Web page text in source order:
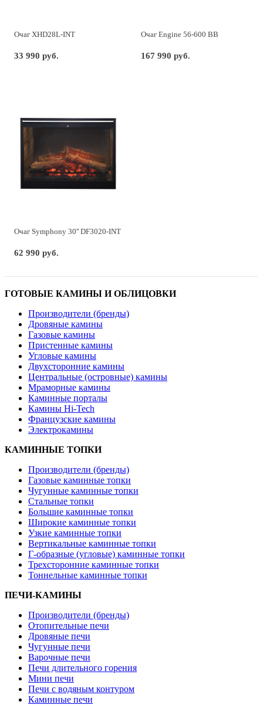
Очаг XHD28L-INT
33 990 руб.
Очаг Engine 56-600 BB
167 990 руб.
Очаг Symphony 30'' DF3020-INT
62 990 руб.
ГОТОВЫЕ КАМИНЫ И ОБЛИЦОВКИ
Производители (бренды)
Дровяные камины
Газовые камины
Пристенные камины
Угловые камины
Двухсторонние камины
Центральные (островные) камины
Мраморные камины
Каминные порталы
Камины Hi-Tech
Французские камины
Электрокамины
КАМИННЫЕ ТОПКИ
Производители (бренды)
Газовые каминные топки
Чугунные каминные топки
Стальные топки
Большие каминные топки
Широкие каминные топки
Узкие каминные топки
Вертикальные каминные топки
Г-образные (угловые) каминные топки
Трехсторонние каминные топки
Тоннельные каминные топки
ПЕЧИ-КАМИНЫ
Производители (бренды)
Отопительные печи
Дровяные печи
Чугунные печи
Варочные печи
Печи длительного горения
Мини печи
Печи с водяным контуром
Каминные печи